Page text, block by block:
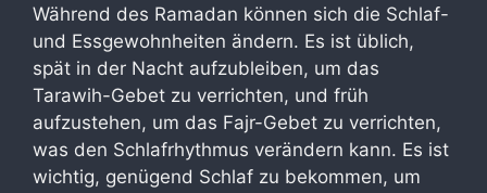
Während des Ramadan können sich die Schlaf-
und Essgewohnheiten ändern. Es ist üblich,
spät in der Nacht aufzubleiben, um das
Tarawih-Gebet zu verrichten, und früh
aufzustehen, um das Fajr-Gebet zu verrichten,
was den Schlafrhythmus verändern kann. Es ist
wichtig, genügend Schlaf zu bekommen, um